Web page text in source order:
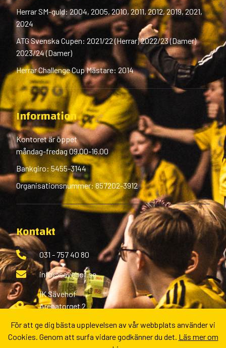
Herrar SM-guld: 2004, 2005, 2010, 2011, 2012, 2019, 2021,
2024
ATG Svenska Cupen: 2021/22 (Herrar) 2022/23 (Damer)
2023/24 (Damer)
Herrar Challenge Cup Mästare: 2014
Information
Kontoret är öppet
måndag-fredag 09.00-16.00
Bankgiro: 5455-3144
Organisationsnummer: 857202-3912
Kontakt
031 - 757 40 80
info@savehof.se
IK Sävehof
Arenatorget 2
Fler kontaktvägar
För att ge dig bästa upplevelsen av vår webbplats använder vi
Cookies. Genom att surfa vidare godkänner du det. Läs mer om